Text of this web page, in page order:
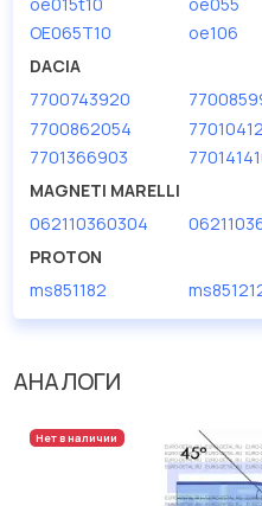
OE065T10
oe106
DACIA
7700743920
7700862054
7701366903
MAGNETI MARELLI
062110360304
PROTON
ms851182
АНАЛОГИ
Нет в наличии